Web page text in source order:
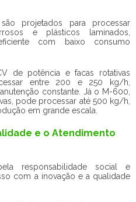
projetados para processar
e plásticos laminados,
com baixo consumo
de potência e facas rotativas
entre 200 e 250 kg/h,
constante. Já o M-600,
pode processar até 500 kg/h,
em grande escala.
e o Atendimento
responsabilidade social e
com a inovação e a qualidade